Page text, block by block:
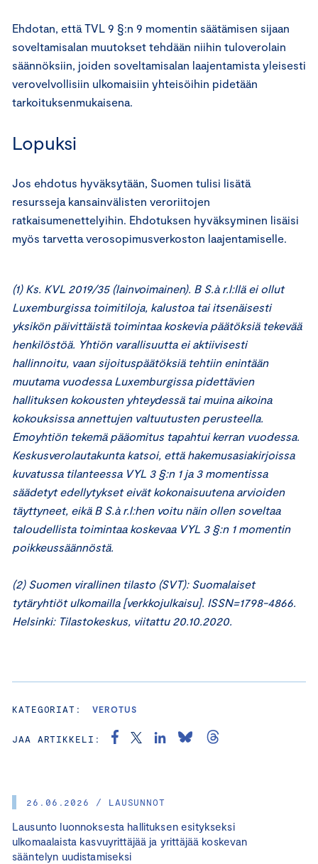
26.06.2026 / LAUSUNNOT
Lausunto luonnoksesta hallituksen esitykseksi
ulkomaalaista kasvuyrittäjää ja yrittäjää koskevan
sääntelyn uudistamiseksi
Ehdotan, että TVL 9 §:n 9 momentin säätämisen sijaan
soveltamisalan muutokset tehdään niihin tuloverolain
säännöksiin, joiden soveltamisalan laajentamista yleisesti
verovelvollisiin ulkomaisiin yhteisöihin pidetään
tarkoituksenmukaisena.
Lopuksi
Jos ehdotus hyväksytään, Suomen tulisi lisätä
resursseja kansainvälisten veroriitojen
ratkaisumenettelyihin. Ehdotuksen hyväksyminen lisäisi
myös tarvetta verosopimusverkoston laajentamiselle.
(1) Ks. KVL 2019/35 (lainvoimainen). B S.à r.l:llä ei ollut
Luxemburgissa toimitiloja, kalustoa tai itsenäisesti
yksikön päivittäistä toimintaa koskevia päätöksiä tekevää
henkilöstöä. Yhtiön varallisuutta ei aktiivisesti
hallinnoitu, vaan sijoituspäätöksiä tehtiin enintään
muutama vuodessa Luxemburgissa pidettävien
hallituksen kokousten yhteydessä tai muina aikoina
kokouksissa annettujen valtuutusten perusteella.
Emoyhtiön tekemä pääomitus tapahtui kerran vuodessa.
Keskusverolautakunta katsoi, että hakemusasiakirjoissa
kuvatussa tilanteessa VYL 3 §:n 1 ja 3 momentissa
säädetyt edellytykset eivät kokonaisuutena arvioiden
täyttyneet, eikä B S.à r.l:hen voitu näin ollen soveltaa
taloudellista toimintaa koskevaa VYL 3 §:n 1 momentin
poikkeussäännöstä.
(2) Suomen virallinen tilasto (SVT): Suomalaiset
tytäryhtiöt ulkomailla [verkkojulkaisu]. ISSN=1798-4866.
Helsinki: Tilastokeskus, viitattu 20.10.2020.
KATEGORIAT: VEROTUS
JAA ARTIKKELI: